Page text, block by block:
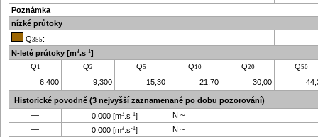
Poznámka
nízké průtoky
Q355 :
N-leté průtoky [m3.s-1]
Q 1 Q2 Q5 Q 10 Q20 Q50
6,400 9,300 15,30 21,70 30,00
Historické povodně (3 nejvyšší zaznamenané po dobu pozorování)
—
0,000 [m3 .s-1]
N ~
—
0,000 [m3 .s-1]
N ~